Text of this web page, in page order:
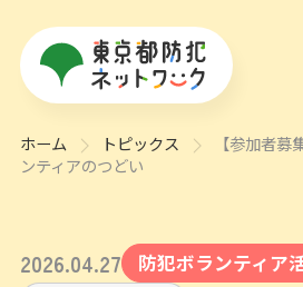
ホーム トピックス
【参加者
ンティアのつどい
2026.04.27
防犯ボランティア